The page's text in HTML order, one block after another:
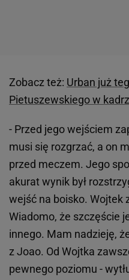
Zobacz też: Urban już
Pietuszewskiego w
- Przed jego wejściem
musi się rozgrzać, a on
przed meczem. Jego
akurat wynik był
wejść na boisko. Wojtek
Wiadomo, że szczęście
innego. Mam nadzieję,
z Joao. Od Wojtka
pewnego poziomu -